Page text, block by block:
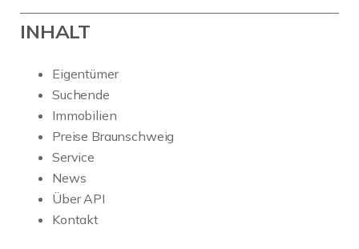
INHALT
Eigentümer
Suchende
Immobilien
Preise Braunschweig
Service
News
Über API
Kontakt